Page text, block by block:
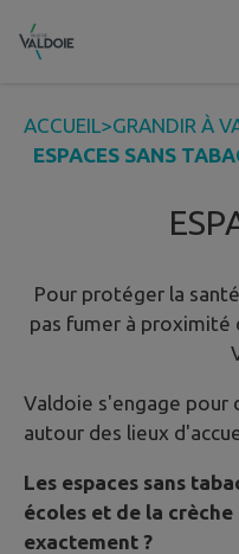
Contenu
ACCUEIL>GRANDIR À
ESPACES SANS
Pour protéger la
pas fumer à proximité
Valdoie s'engage pour
autour des lieux
Les espaces sans
écoles et de la
exactement ?